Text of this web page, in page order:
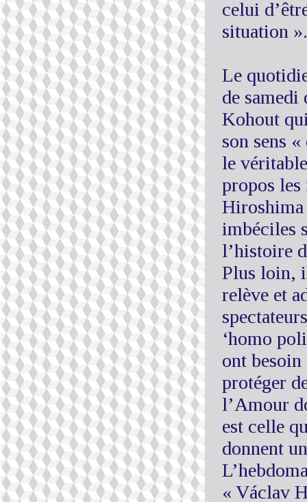
celui
situation ».
Le
de
Kohout
son sens
le
propos les
Hiroshima
imbéciles
l’histoire
Plus loin,
relève et
‘homo
ont besoin
protéger
l’Amour
est celle
donnent
« Václav